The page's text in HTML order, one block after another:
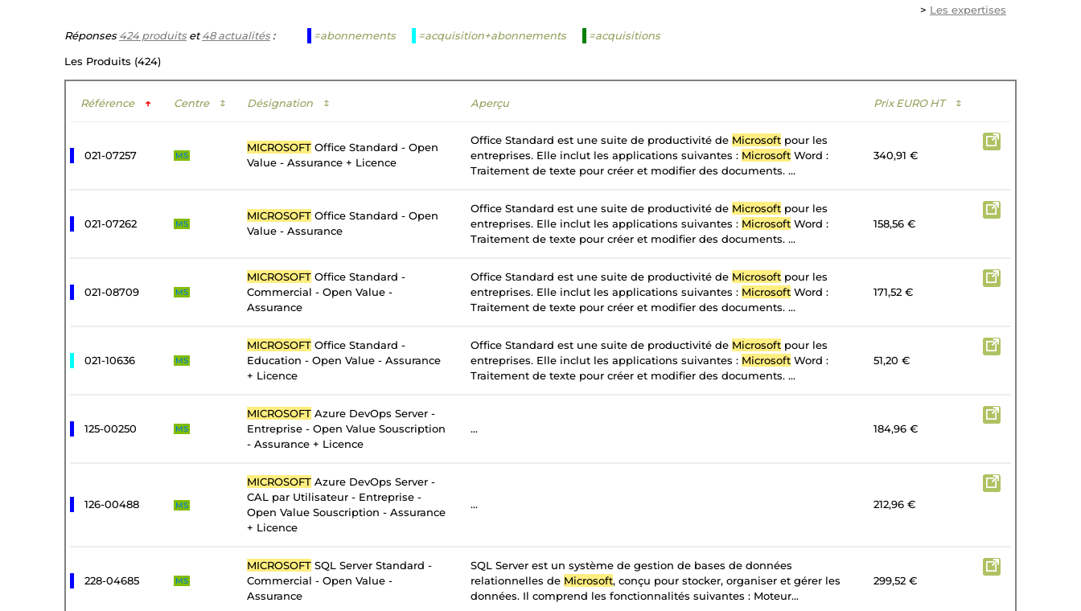
> Les expertises
Réponses424 produitset48 actualités: =abonnements =acquisition+abonnements
=acquisitions
Les Produits (424)
Référence ↑ Centre ↕ Désignation ↕ Aperçu Prix EURO HT ↕
021-07257 MS
MICROSOFT Office Standard - Open
Value - Assurance + Licence
Office Standard est une suite de productivité de Microsoft pour les
entreprises. Elle inclut les applications suivantes : Microsoft Word :
Traitement de texte pour créer et modifier des documents. ...
340,91 €
021-07262 MS
MICROSOFT Office Standard - Open
Value - Assurance
Office Standard est une suite de productivité de Microsoft pour les
entreprises. Elle inclut les applications suivantes : Microsoft Word :
Traitement de texte pour créer et modifier des documents. ...
158,56 €
021-08709 MS
MICROSOFT Office Standard -
Commercial - Open Value -
Assurance
Office Standard est une suite de productivité de Microsoft pour les
entreprises. Elle inclut les applications suivantes : Microsoft Word :
Traitement de texte pour créer et modifier des documents. ...
171,52 €
021-10636 MS
MICROSOFT Office Standard -
Education - Open Value - Assurance
+ Licence
Office Standard est une suite de productivité de Microsoft pour les
entreprises. Elle inclut les applications suivantes : Microsoft Word :
Traitement de texte pour créer et modifier des documents. ...
51,20 €
125-00250 MS
MICROSOFT Azure DevOps Server -
Entreprise - Open Value Souscription
- Assurance + Licence
... 184,96 €
126-00488 MS
MICROSOFT Azure DevOps Server -
CAL par Utilisateur - Entreprise -
Open Value Souscription - Assurance
+ Licence
... 212,96 €
228-04685 MS
MICROSOFT SQL Server Standard -
Commercial - Open Value -
Assurance
SQL Server est un système de gestion de bases de données
relationnelles de Microsoft, conçu pour stocker, organiser et gérer les
données. Il comprend les fonctionnalités suivantes : Moteur...
299,52 €